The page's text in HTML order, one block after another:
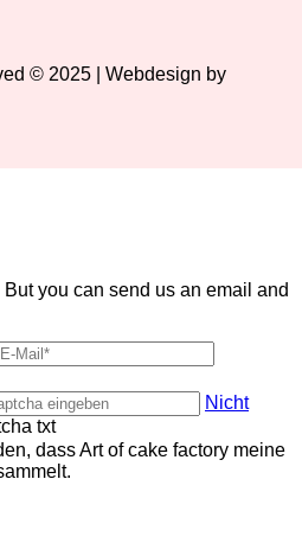
© 2025 | Webdesign by
you can send us an email and
Nicht
dass Art of cake factory meine